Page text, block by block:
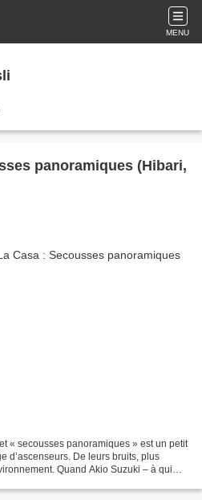
MENU
panoramiques (Hibari,
« secousses panoramiques » est un petit
d’ascenseurs. De leurs bruits, plus
Quand Akio Suzuki – à qui